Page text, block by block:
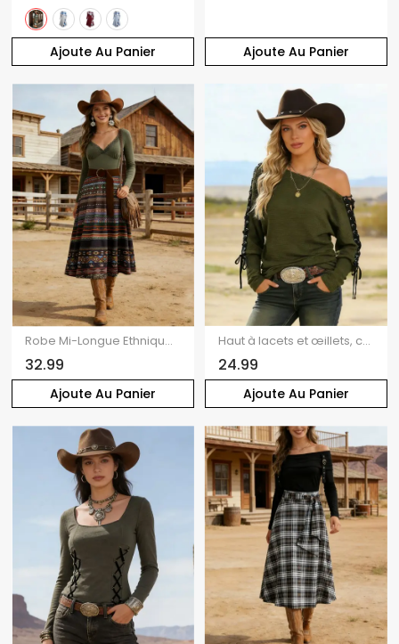
Ajoute Au Panier Ajoute Au Panier
Ajoute Au Panier
Robe Mi-Longue Ethnique Ceinturée en Dentelle Insérée à Taille Haute
32.99
Ajoute Au Panier
Haut à lacets et œillets, couleur unie, col oblique, manches longues
24.99